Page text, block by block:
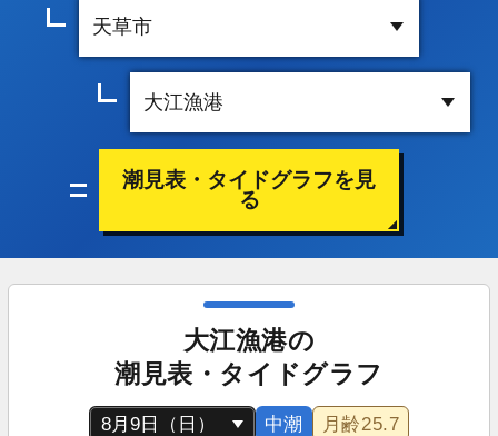
潮見表・タイドグラフを見
る
大江漁港の
潮見表・タイドグラフ
中潮 月齢25.7